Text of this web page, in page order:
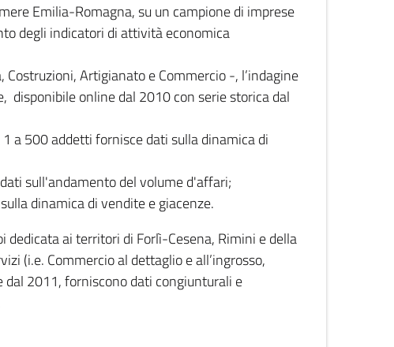
Emilia-Romagna, su un campione di imprese
degli indicatori di attività economica
Artigianato e Commercio -, l’indagine
disponibile online dal 2010 con serie storica dal
a 500 addetti fornisce dati sulla dinamica di
sull'andamento del volume d'affari;
dinamica di vendite e giacenze.
ai territori di Forlì-Cesena, Rimini e della
(i.e. Commercio al dettaglio e all’ingrosso,
dal 2011, forniscono dati congiunturali e